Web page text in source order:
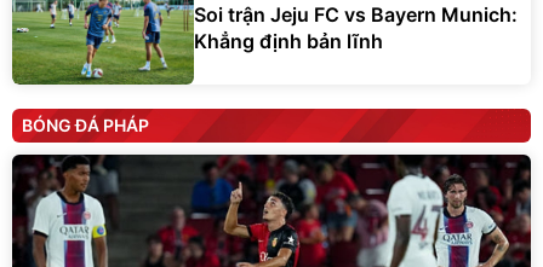
Soi trận Jeju FC vs Bayern Munich:
Khẳng định bản lĩnh
BÓNG ĐÁ PHÁP